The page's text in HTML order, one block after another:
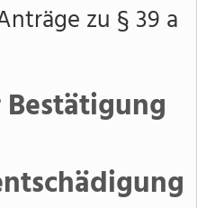
zu § 39 a
Bestätigung